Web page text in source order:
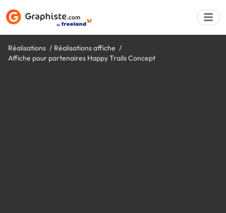
Réalisations
Réalisations affiche
Affiche pour partenaires Happy Trails Concept